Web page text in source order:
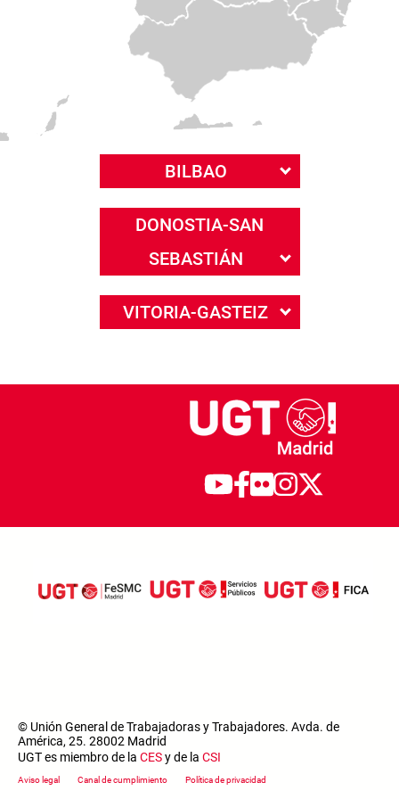
BILBAO
DONOSTIA-SAN
SEBASTIÁN
VITORIA-GASTEIZ
© Unión General de Trabajadoras y Trabajadores. Avda. de
América, 25. 28002 Madrid
UGT es miembro de la CESy de la CSI
Footer menu
Aviso legal Canal de cumplimiento Política de privacidad